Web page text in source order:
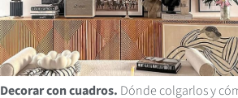
Decorar con cuadros. Dónde colgarlos y